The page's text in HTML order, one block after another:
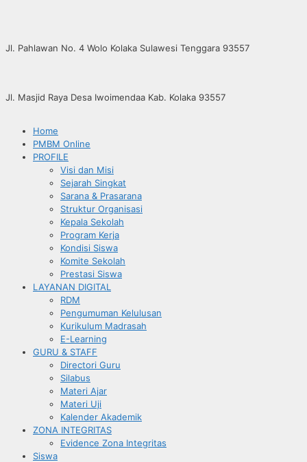
Jl. Pahlawan No. 4 Wolo Kolaka Sulawesi Tenggara 93557
Jl. Masjid Raya Desa Iwoimendaa Kab. Kolaka 93557
Home
PMBM Online
PROFILE
Visi dan Misi
Sejarah Singkat
Sarana & Prasarana
Struktur Organisasi
Kepala Sekolah
Program Kerja
Kondisi Siswa
Komite Sekolah
Prestasi Siswa
LAYANAN DIGITAL
RDM
Pengumuman Kelulusan
Kurikulum Madrasah
E-Learning
GURU & STAFF
Directori Guru
Silabus
Materi Ajar
Materi Uji
Kalender Akademik
ZONA INTEGRITAS
Evidence Zona Integritas
Siswa